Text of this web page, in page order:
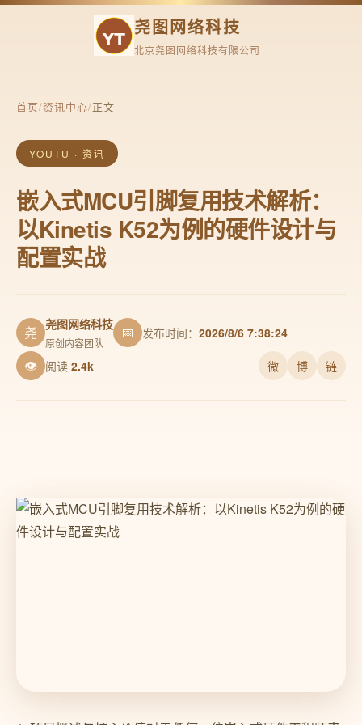
尧图网络科技
北京尧图网络科技有限公司
首页/资讯中心/正文
YOUTU · 资讯
嵌入式MCU引脚复用技术解析：
以Kinetis K52为例的硬件设计与
配置实战
尧 尧图网络科技
原创内容团队
📅 发布时间： 2026/8/6 7:38:24
👁 阅读 2.4k 微 博 链